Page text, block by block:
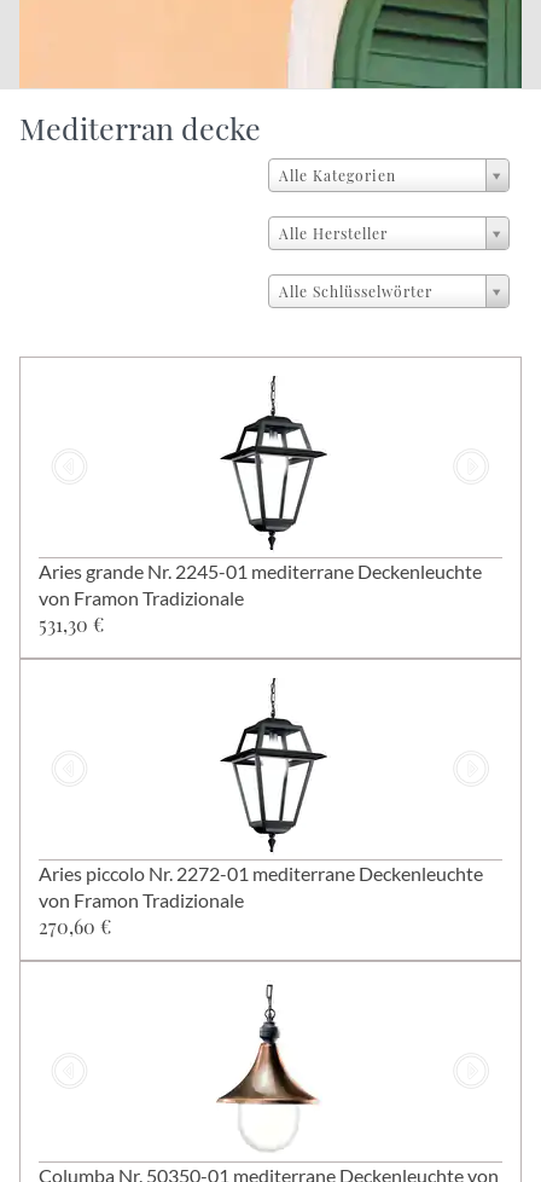
Mediterran decke
Alle Kategorien
Alle Hersteller
Alle Schlüsselwörter
Aries grande Nr. 2245-01 mediterrane Deckenleuchte
von Framon Tradizionale
531,30 €
Aries piccolo Nr. 2272-01 mediterrane Deckenleuchte
von Framon Tradizionale
270,60 €
Columba Nr. 50350-01 mediterrane Deckenleuchte von